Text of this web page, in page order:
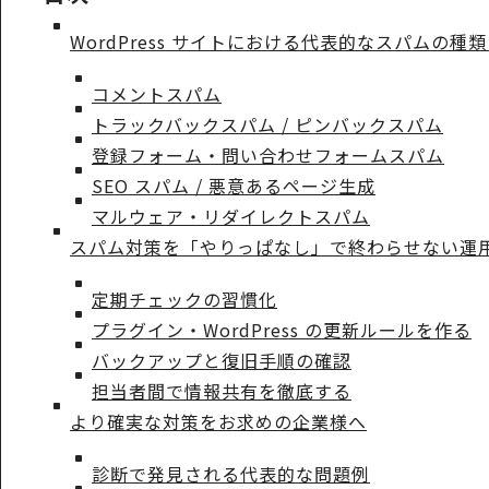
WordPress サイトにおける代表的なスパムの種
コメントスパム
トラックバックスパム / ピンバックスパム
登録フォーム・問い合わせフォームスパム
SEO スパム / 悪意あるページ生成
マルウェア・リダイレクトスパム
スパム対策を「やりっぱなし」で終わらせない運
定期チェックの習慣化
プラグイン・WordPress の更新ルールを作る
バックアップと復旧手順の確認
担当者間で情報共有を徹底する
より確実な対策をお求めの企業様へ
診断で発見される代表的な問題例